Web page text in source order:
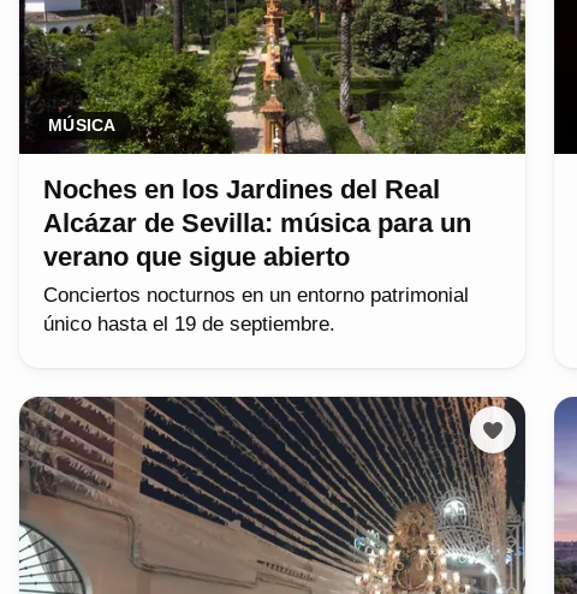
MÚSICA
Noches en los Jardines del Real
Alcázar de Sevilla: música para un
verano que sigue abierto
Conciertos nocturnos en un entorno patrimonial
único hasta el 19 de septiembre.